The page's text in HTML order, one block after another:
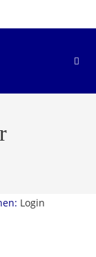
Login